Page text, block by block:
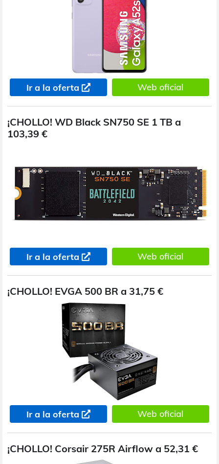
Ir a la oferta Web oficial
¡CHOLLO! WD Black SN750 SE 1 TB a
103,39 €
Ir a la oferta Web oficial
¡CHOLLO! EVGA 500 BR a 31,75 €
Ir a la oferta Web oficial
¡CHOLLO! Corsair 275R Airflow a 52,31 €